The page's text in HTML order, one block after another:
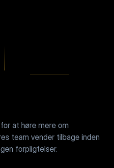
Historien.
at høre mere om
team vender tilbage inden
forpligtelser.